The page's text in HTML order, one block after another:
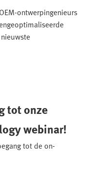
ontwerpingenieurs
tot onze
webinar!
tot de on-